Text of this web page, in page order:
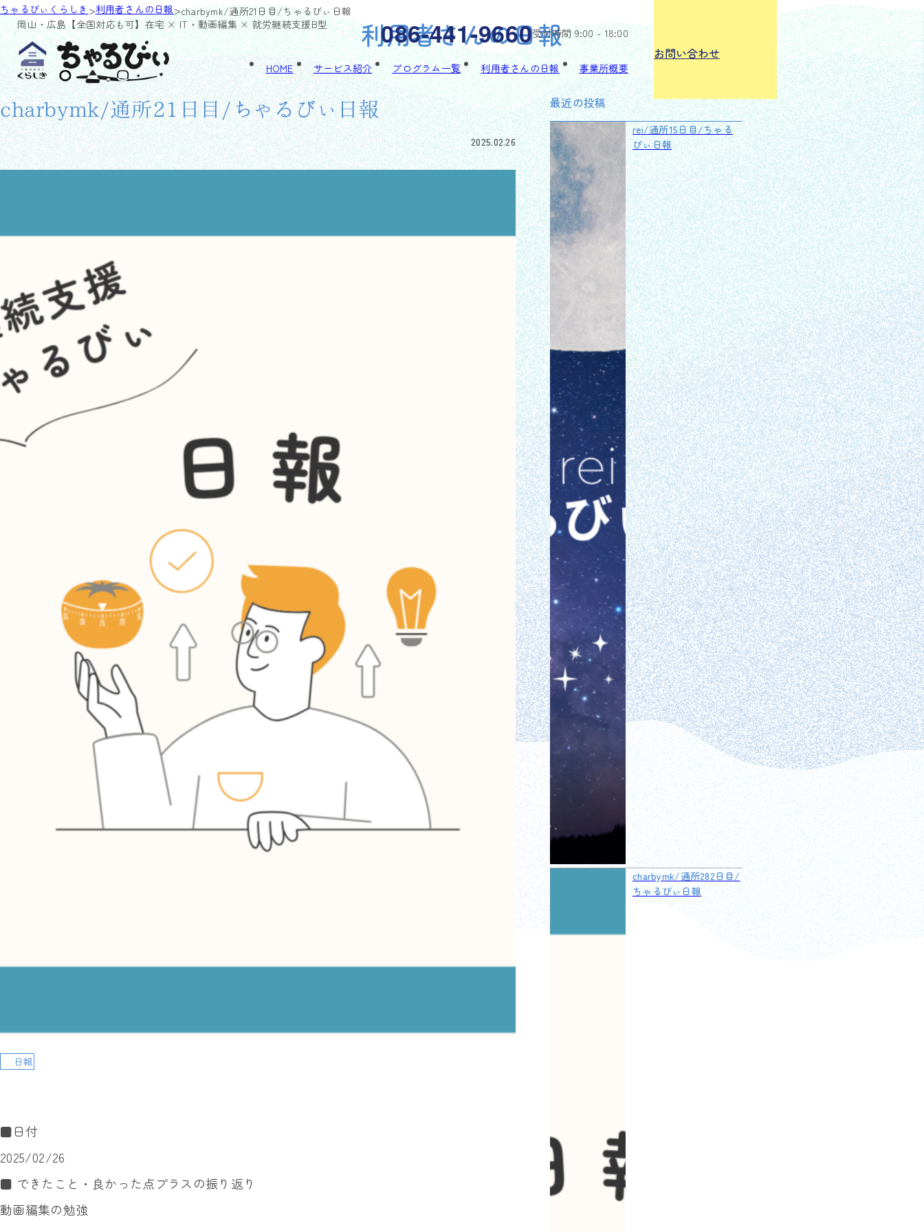
岡山・広島【全国対応も可】在宅 × IT・動画編集 × 就労継続支援B型 086-441-9660受付時間 9:00 - 18:00
HOME サービス紹介 プログラム一覧 利用者さんの日報 事業所概要
お問い合わせ
ちゃるびぃくらしき>利用者さんの日報>charbymk/通所21日目/ちゃるびぃ日報
利用者さんの日報
charbymk/通所21日目/ちゃるびぃ日報
2025.02.26
日報
■日付
2025/02/26
■ できたこと・良かった点プラスの振り返り
動画編集の勉強
最近の投稿
rei/通所15日目/ちゃる
びぃ日報
charbymk/通所282日目/
ちゃるびぃ日報